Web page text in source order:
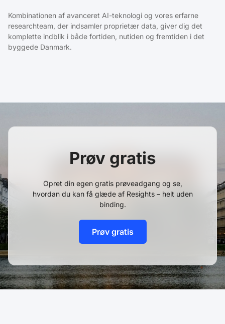
Kombinationen af avanceret AI-teknologi og vores erfarne
researchteam, der indsamler proprietær data, giver dig det
komplette indblik i både fortiden, nutiden og fremtiden i det
byggede Danmark.
Prøv gratis
Opret din egen gratis prøveadgang og se,
hvordan du kan få glæde af Resights – helt uden
binding.
Prøv gratis